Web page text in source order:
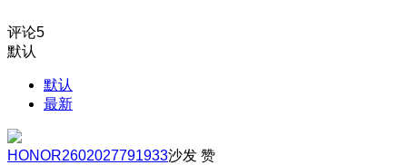
评论5
默认
默认
最新
HONOR2602027791933沙发 赞